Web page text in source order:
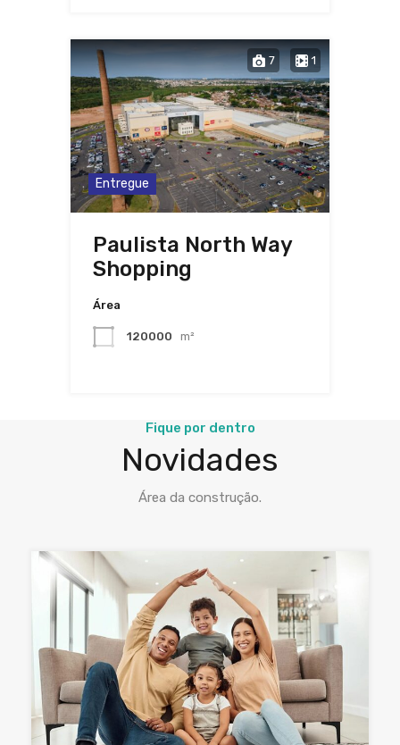
7 1
Entregue
Paulista North Way
Shopping
Área
120000 m²
Fique por dentro
Novidades
Área da construção.